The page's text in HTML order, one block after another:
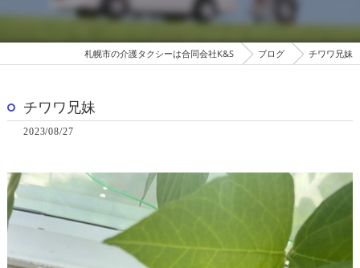
札幌市の介護タクシーは合同会社K&S ブログ チワワ兄妹
チワワ兄妹
2023/08/27